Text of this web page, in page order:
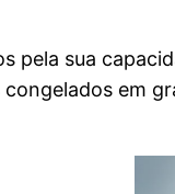
pela sua
em